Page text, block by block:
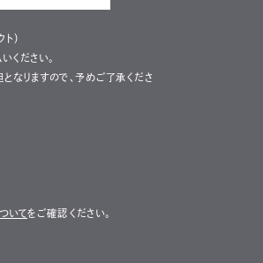
）
ください。
なりますので、予めご了承くださ
いてをご確認ください。